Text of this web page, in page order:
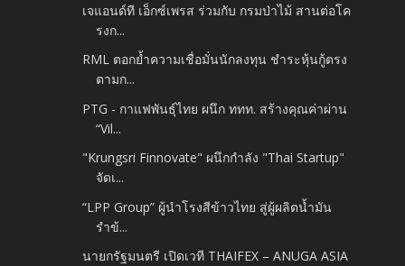
เจแอนด์ที เอ็กซ์เพรส ร่วมกับ กรมป่าไม้ สานต่อโค
รงก...
RML ตอกย้ำความเชื่อมั่นนักลงทุน ชำระหุ้นกู้ตรง
ตามก...
PTG - กาแฟพันธุ์ไทย ผนึก ททท. สร้างคุณค่าผ่าน
“Vil...
"Krungsri Finnovate" ผนึกกำลัง "Thai Startup"
จัดเ...
“LPP Group” ผู้นำโรงสีข้าวไทย สู่ผู้ผลิตน้ำมัน
รำข้...
นายกรัฐมนตรี เปิดเวที THAIFEX – ANUGA ASIA